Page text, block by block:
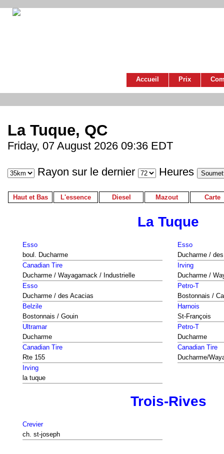
Accueil Prix
La Tuque, QC
Friday, 07 August 2026 09:36 EDT
Rayon sur le dernier Heures
Haut et Bas L'essence Diesel Mazout Carte
La Tuque
Esso
boul. Ducharme
Esso
Ducharme /
Canadian Tire
Ducharme / Wayagamack / Industrielle
Irving
Ducharme /
Esso
Ducharme / des Acacias
Petro-T
Bostonnais /
Belzile
Bostonnais / Gouin
Harnois
St-François
Ultramar
Ducharme
Petro-T
Ducharme
Canadian Tire
Rte 155
Canadian Tire
Ducharme/
Irving
la tuque
Trois-Rives
Crevier
ch. st-joseph